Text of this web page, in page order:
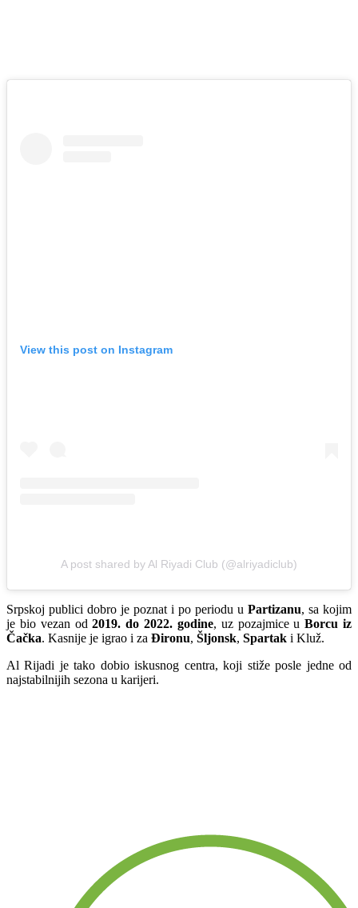
View this post on Instagram
A post shared by Al Riyadi Club (@alriyadiclub)
Srpskoj publici dobro je poznat i po periodu u Partizanu, sa kojim
je bio vezan od2019. do 2022. godine, uz pozajmice uBorcu iz
Čačka. Kasnije je igrao i za Đironu, Šljonsk, Spartak i Kluž.
Al Rijadi je tako dobio iskusnog centra, koji stiže posle jedne od
najstabilnijih sezona u karijeri.